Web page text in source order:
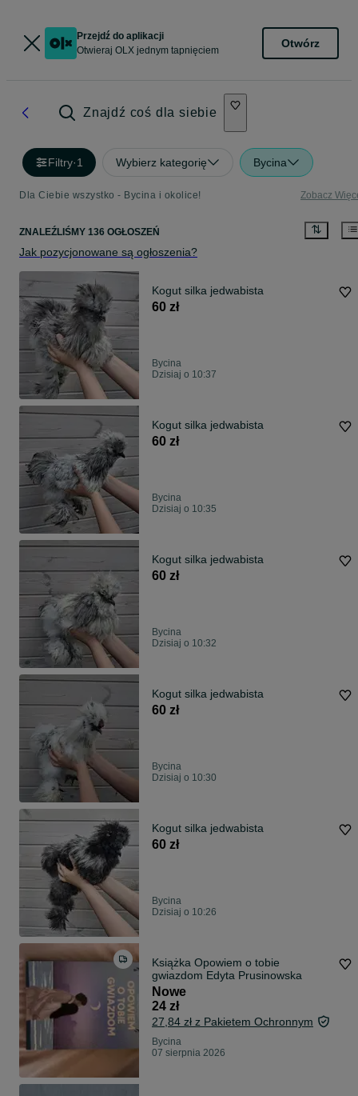
Przejdź do aplikacji
Otwieraj OLX jednym tapnięciem
Otwórz
Znajdź coś dla siebie
Filtry·1 Wybierz kategorię Bycina
Dla Ciebie wszystko - Bycina i okolice! Zobacz
ZNALEŹLIŚMY 136 OGŁOSZEŃ
Jak pozycjonowane są ogłoszenia?
Kogut silka jedwabista
60 zł
Bycina
Dzisiaj o 10:37
Kogut silka jedwabista
60 zł
Bycina
Dzisiaj o 10:35
Kogut silka jedwabista
60 zł
Bycina
Dzisiaj o 10:32
Kogut silka jedwabista
60 zł
Bycina
Dzisiaj o 10:30
Kogut silka jedwabista
60 zł
Bycina
Dzisiaj o 10:26
Książka Opowiem o tobie
gwiazdom Edyta Prusinowska
Nowe
24 zł
27,84 zł z Pakietem Ochronnym
Bycina
07 sierpnia 2026